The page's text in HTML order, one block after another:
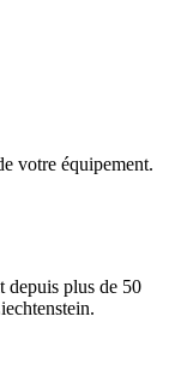
votre équipement.
depuis plus de 50